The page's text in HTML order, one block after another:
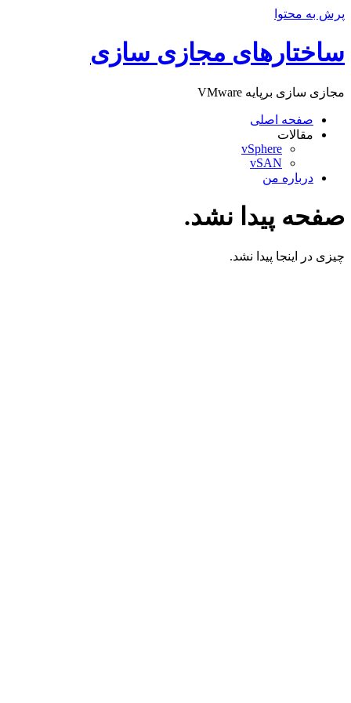
پرش به محتوا
ساختارهای مجازی سازی
مجازی سازی برپایه VMware
صفحه اصلی
مقالات
vSphere
vSAN
درباره من
صفحه پیدا نشد.
چیزی در اینجا پیدا نشد.